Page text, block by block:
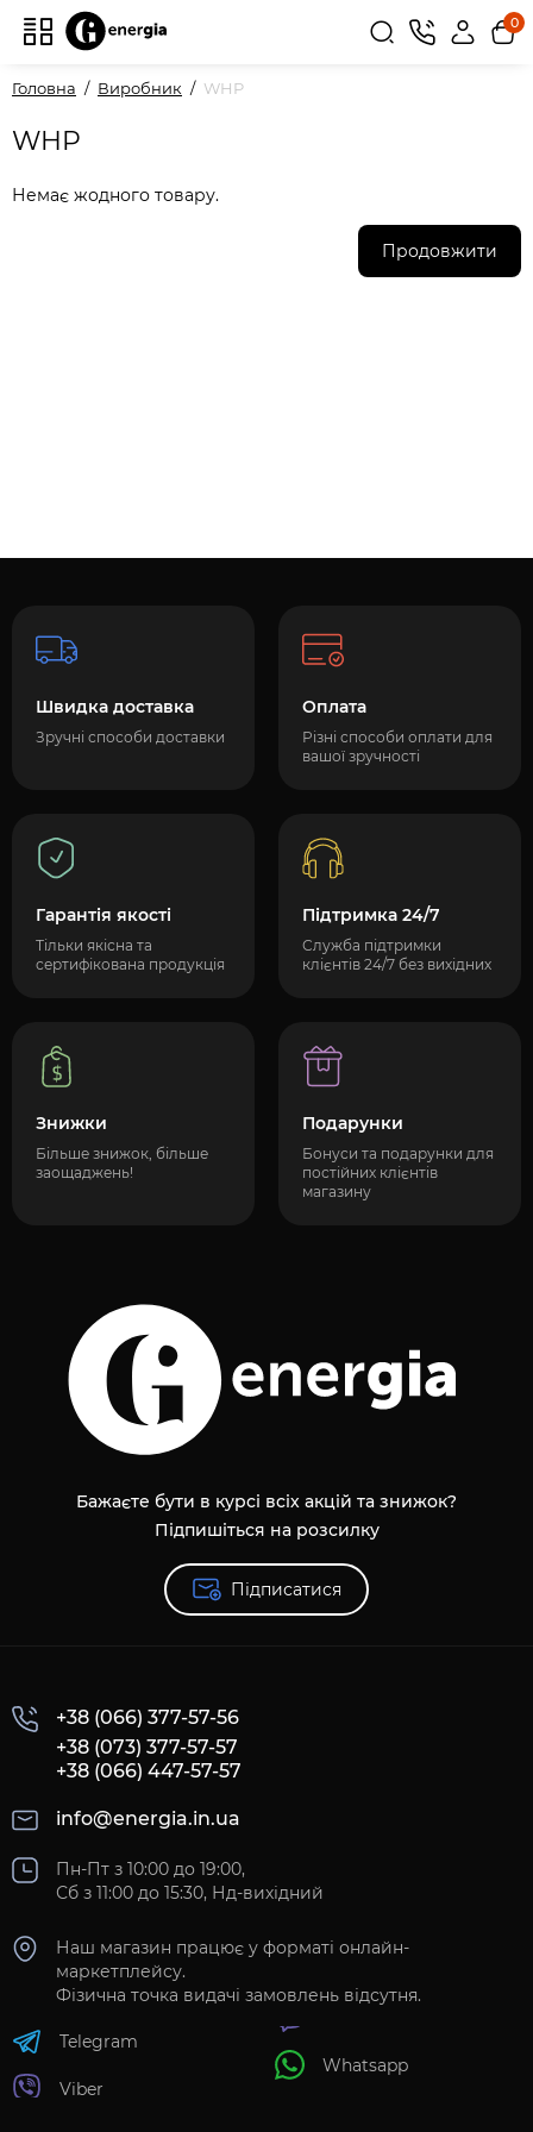
0
Головна Виробник WHP
WHP
Немає жодного товару.
Продовжити
Швидка доставка
Зручні способи доставки
Оплата
Різні способи оплати для
вашої зручності
Гарантія якості
Тільки якісна та
сертифікована продукція
Підтримка 24/7
Служба підтримки
клієнтів 24/7 без вихідних
Знижки
Більше знижок, більше
заощаджень!
Подарунки
Бонуси та подарунки для
постійних клієнтів
магазину
Бажаєте бути в курсі всіх акцій та знижок?
Підпишіться на розсилку
Підписатися
+38 (066) 377-57-56
+38 (073) 377-57-57
+38 (066) 447-57-57
info@energia.in.ua
Пн-Пт з 10:00 до 19:00,
Сб з 11:00 до 15:30, Нд-вихідний
Наш магазин працює у форматі онлайн-
маркетплейсу.
Фізична точка видачі замовлень відсутня.
Telegram
Viber
Whatsapp